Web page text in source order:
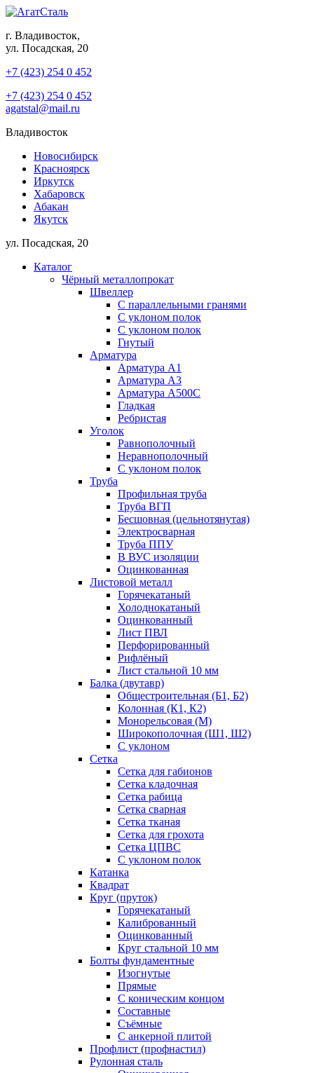
г. Владивосток,
ул. Посадская, 20
+7 (423) 254 0 452
+7 (423) 254 0 452
agatstal@mail.ru
Владивосток
Новосибирск
Красноярск
Иркутск
Хабаровск
Абакан
Якутск
ул. Посадская, 20
Каталог
Чёрный металлопрокат
Швеллер
С параллельными гранями
С уклоном полок
С уклоном полок
Гнутый
Арматура
Арматура А1
Арматура А3
Арматура А500С
Гладкая
Ребристая
Уголок
Равнополочный
Неравнополочный
С уклоном полок
Труба
Профильная труба
Труба ВГП
Бесшовная (цельнотянутая)
Электросварная
Труба ППУ
В ВУС изоляции
Оцинкованная
Листовой металл
Горячекатаный
Холоднокатаный
Оцинкованный
Лист ПВЛ
Перфорированный
Рифлёный
Лист стальной 10 мм
Балка (двутавр)
Общестроительная (Б1, Б2)
Колонная (К1, К2)
Монорельсовая (М)
Широкополочная (Ш1, Ш2)
С уклоном
Сетка
Сетка для габионов
Сетка кладочная
Сетка рабица
Сетка сварная
Сетка тканая
Сетка для грохота
Сетка ЦПВС
С уклоном полок
Катанка
Квадрат
Круг (пруток)
Горячекатаный
Калиброванный
Оцинкованный
Круг стальной 10 мм
Болты фундаментные
Изогнутые
Прямые
С коническим концом
Составные
Съёмные
С анкерной плитой
Профлист (профнастил)
Рулонная сталь